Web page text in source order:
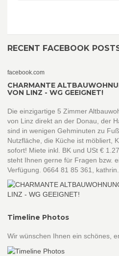
RECENT FACEBOOK
facebook.com
CHARMANTE
VON LINZ - WG GEEIGNET!
Die einzigartige 5 Zimmer
von Linz direkt an der Donau, der
sind in wenigen Gehminuten zu
Nutzfläche, die Küche ist möbliert,
sofort! Miete inkl. BK und USt €
steht Ihnen gerne für Fragen bzw.
Verfügung. 0664 81 85 361,
Timeline Photos
Wir wünschen Ihnen ein schönes,